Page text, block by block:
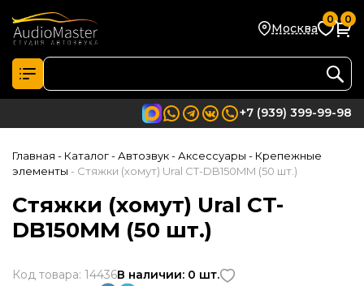
Москва
0 0
+7 (939) 399-99-98
Главная - Каталог- Автозвук- Аксессуары - Крепежные
элементы - Стяжки (хомут) Ural CT-DB150MM (50 шт.)
Стяжки (хомут) Ural CT-
DB150MM (50 шт.)
Код товара: 14436В наличии: 0 шт.